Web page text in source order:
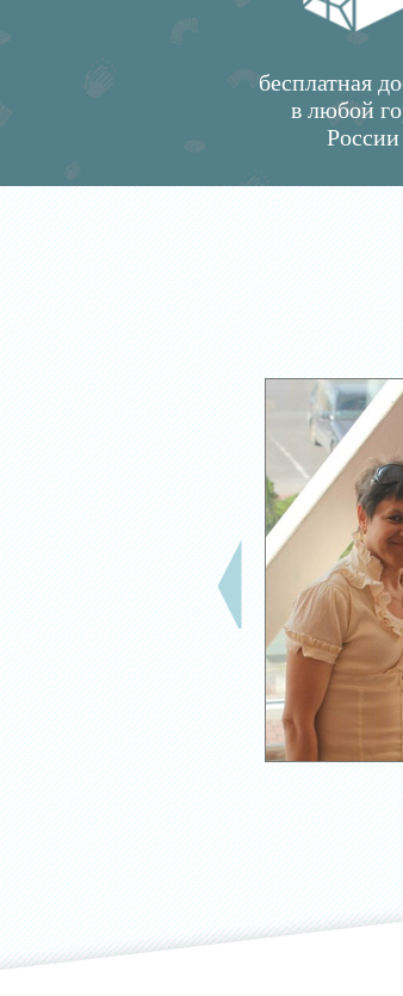
бесплатная
в любой
России